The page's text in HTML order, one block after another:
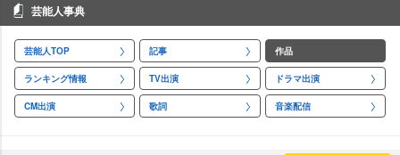
芸能人事典
芸能人TOP 記事 作品
ランキング情報 TV出演 ドラマ出演
CM出演 歌詞 音楽配信